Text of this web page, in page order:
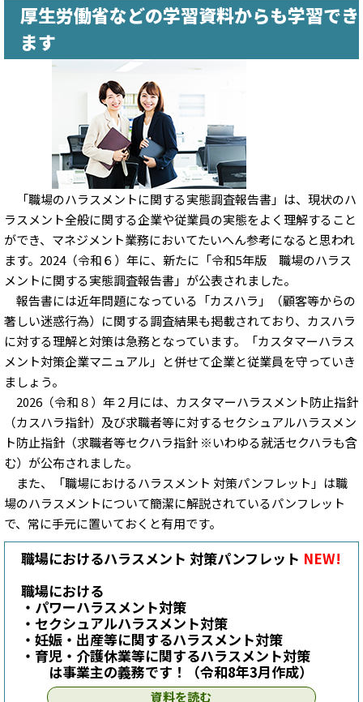
厚生労働省などの学習資料からも学習でき
ます
「職場のハラスメントに関する実態調査報告書」は、現状のハ
ラスメント全般に関する企業や従業員の実態をよく理解すること
ができ、マネジメント業務においてたいへん参考になると思われ
ます。2024（令和６）年に、新たに「令和5年版 職場のハラス
メントに関する実態調査報告書」が公表されました。
報告書には近年問題になっている「カスハラ」（顧客等からの
著しい迷惑行為）に関する調査結果も掲載されており、カスハラ
に対する理解と対策は急務となっています。「カスタマーハラス
メント対策企業マニュアル」と併せて企業と従業員を守っていき
ましょう。
2026（令和８）年２月には、カスタマーハラスメント防止指針
（カスハラ指針）及び求職者等に対するセクシュアルハラスメン
ト防止指針（求職者等セクハラ指針 ※いわゆる就活セクハラも含
む）が公布されました。
また、「職場におけるハラスメント 対策パンフレット」は職
場のハラスメントについて簡潔に解説されているパンフレット
で、常に手元に置いておくと有用です。
職場におけるハラスメント 対策パンフレット NEW!
職場における
・パワーハラスメント対策
・セクシュアルハラスメント対策
・妊娠・出産等に関するハラスメント対策
・育児・介護休業等に関するハラスメント対策
は事業主の義務です！（令和8年3月作成）
資料を読む